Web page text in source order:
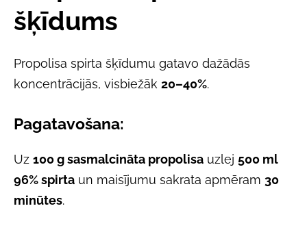
šķīdums
Propolisa spirta šķīdumu gatavo dažādās
koncentrācijās, visbiežāk 20–40%.
Pagatavošana:
Uz 100 g sasmalcināta propolisa uzlej 500 ml
96% spirta un maisījumu sakrata apmēram 30
minūtes.